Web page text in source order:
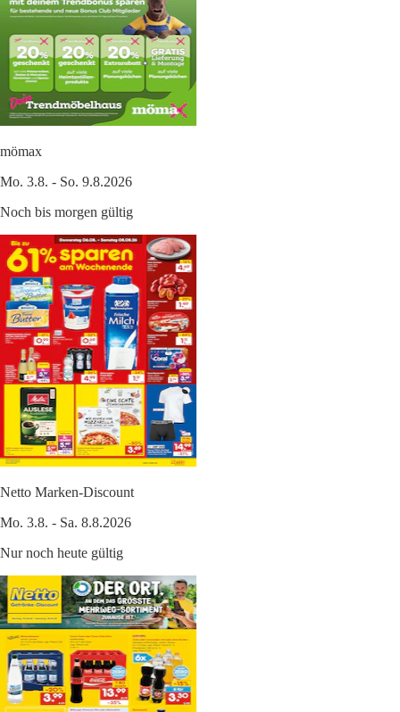
mömax
Mo. 3.8. - So. 9.8.2026
Noch bis morgen gültig
Netto Marken-Discount
Mo. 3.8. - Sa. 8.8.2026
Nur noch heute gültig